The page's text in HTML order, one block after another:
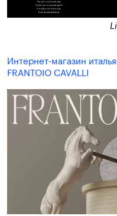
Интернет-магазин
FRANTOIO CAVALLI